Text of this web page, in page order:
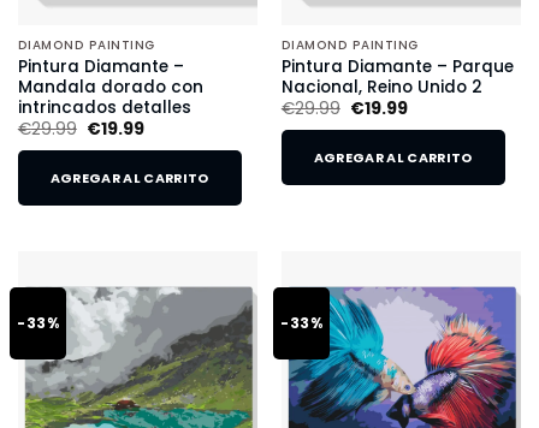
DIAMOND PAINTING
Pintura Diamante –
Mandala dorado con
intrincados detalles
€29.99 €19.99
AGREGAR AL CARRITO
DIAMOND PAINTING
Pintura Diamante – Parque
Nacional, Reino Unido 2
€29.99 €19.99
AGREGAR AL CARRITO
-33% -33%